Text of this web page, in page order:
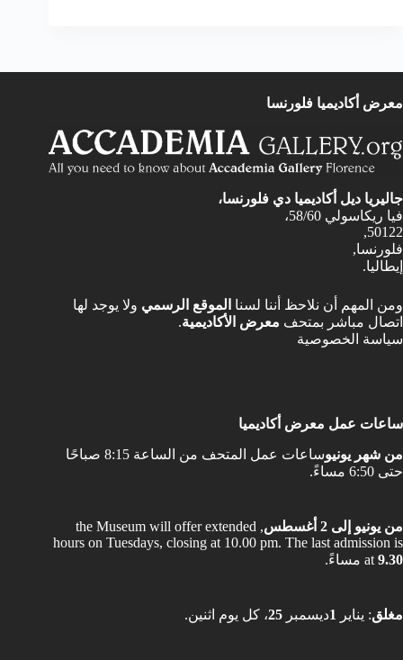
معرض أكاديميا فلورنسا
جاليريا ديل أكاديميا دي فلورنسا،
فيا ريكاسولي 58/60،
50122,
فلورنسا,
إيطاليا.
ومن المهم أن نلاحظ أننا لسنا الموقع الرسمي ولا يوجد لها
اتصال مباشر بمتحف معرض الأكاديمية.
سياسة الخصوصية
ساعات عمل معرض أكاديميا
من شهر يونيو
ساعات عمل المتحف من الساعة 8:15 صباحًا
حتى 6:50 مساءً.
من يونيو إلى 2 أغسطس
, the Museum will offer extended
hours on Tuesdays, closing at 10.00 pm. The last admission is
at 9.30 مساءً.
مغلق: يناير 1ديسمبر 25، كل يوم اثنين.